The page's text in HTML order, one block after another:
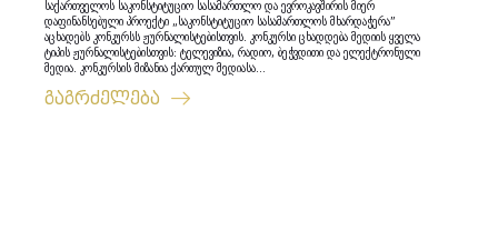
საქართველოს საკონსტიტუციო სასამართლო და ევროკავშირის მიერ
დაფინანსებული პროექტი „საკონსტიტუციო სასამართლოს მხარდაჭერა”
აცხადებს კონკურსს ჟურნალისტებისთვის. კონკურსი ცხადდება მედიის ყველა
ტიპის ჟურნალისტებისთვის: ტელევიზია, რადიო, ბეჭვდითი და ელექტრონული
მედია. კონკურსის მიზანია ქართულ მედიასა...
გაგრძელება